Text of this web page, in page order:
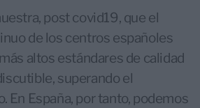
post covid19, que el
de los centros españoles
altos estándares de calidad
superando el
En España, por tanto, podemos